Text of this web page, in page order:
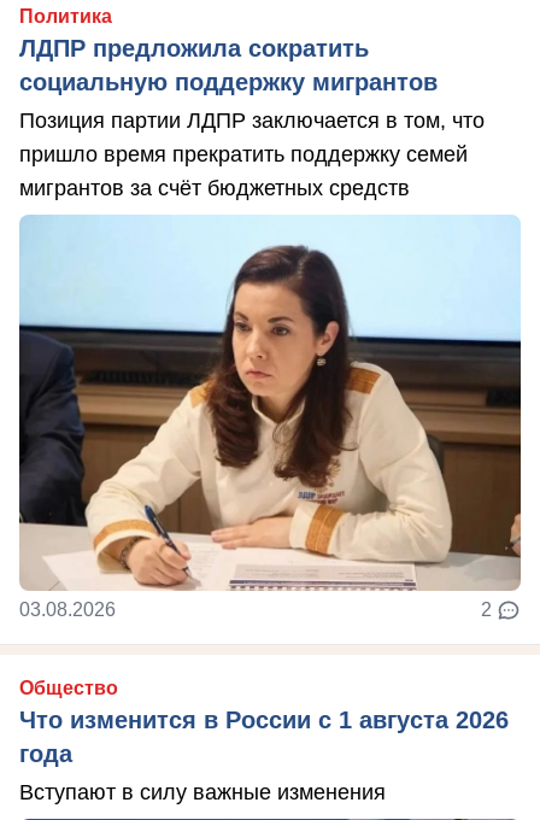
Политика
ЛДПР предложила сократить
социальную поддержку мигрантов
Позиция партии ЛДПР заключается в том, что
пришло время прекратить поддержку семей
мигрантов за счёт бюджетных средств
03.08.2026 2
Общество
Что изменится в России с 1 августа 2026
года
Вступают в силу важные изменения